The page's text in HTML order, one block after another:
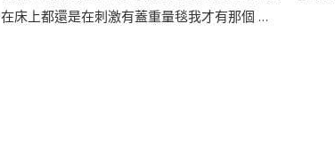
在床上都還是在刺激有蓋重量毯我才有那個 …